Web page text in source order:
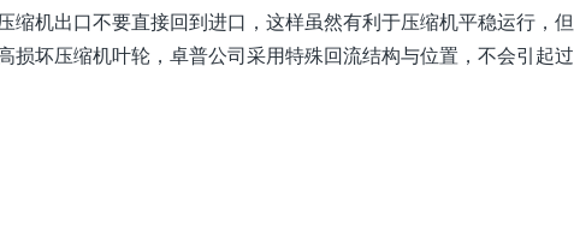
缩机出口不要直接回到进口，这样虽然有利于压缩机平稳运行，
损坏压缩机叶轮，卓普公司采用特殊回流结构与位置，不会引起